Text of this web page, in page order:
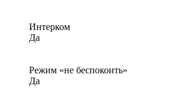
Интерком
Да
Режим «не беспокоить»
Да